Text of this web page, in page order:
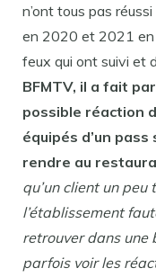
n’ont tous pas
en 2020 et 2021 en
feux qui ont suivi et
BFMTV, il a fait
possible réaction
équipés d’un
rendre au
qu’un client un
l’établissement
retrouver dans une
parfois voir les